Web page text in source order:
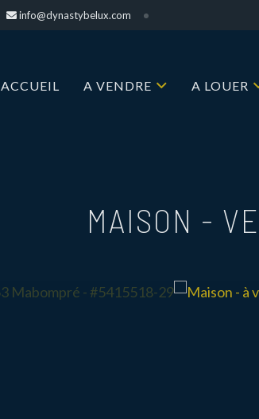
info@dynastybelux.com
ACCUEIL A VENDRE A LOUER
MAISON -